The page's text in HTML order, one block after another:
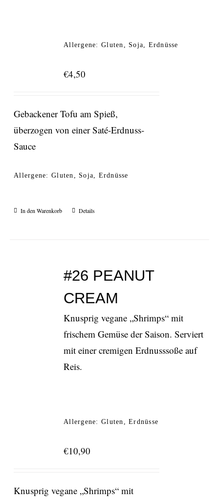
Allergene: Gluten, Soja, Erdnüsse
€4,50
Gebackener Tofu am Spieß,
überzogen von einer Saté-Erdnuss-
Sauce
Allergene: Gluten, Soja, Erdnüsse
In den Warenkorb Details
#26 PEANUT
CREAM
Knusprig vegane „Shrimps“ mit
frischem Gemüse der Saison. Serviert
mit einer cremigen Erdnusssoße auf
Reis.
Allergene: Gluten, Erdnüsse
€10,90
Knusprig vegane „Shrimps“ mit